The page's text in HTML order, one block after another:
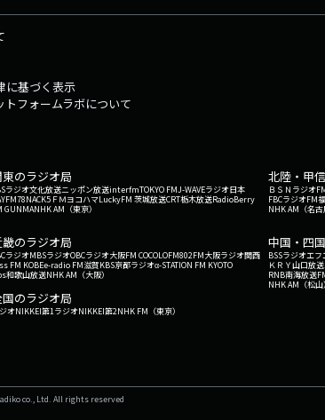
に基づく表示
フォームラボについて
のラジオ局
ラジオ文化放送ニッポン放送interfmTOKYO FMJ-WAVEラジオ日本
NACK5 ＦＭヨコハマLuckyFM 茨城放送CRT栃木放送RadioBerry
GUNMANHK AM（東京）
北陸・甲
ＢＳＮラジオ
FBCラジオFM
NHK AM（名古
のラジオ局
ラジオMBSラジオOBCラジオ大阪FM COCOLOFM802FM大阪ラジオ関西
FM KOBEe-radio FM滋賀KBS京都ラジオα-STATION FM KYOTO
和歌山放送NHK AM（大阪）
中国・四
BSSラジオエフ
ＫＲＹ山口放送
RNB南海放送
NHK AM（松山）
のラジオ局
オNIKKEI第1ラジオNIKKEI第2NHK FM（東京）
co., Ltd. All rights reserved